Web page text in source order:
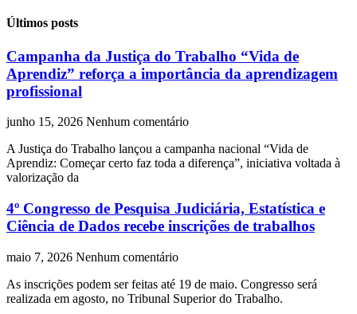
Últimos posts
Campanha da Justiça do Trabalho “Vida de
Aprendiz” reforça a importância da aprendizagem
profissional
junho 15, 2026 Nenhum comentário
A Justiça do Trabalho lançou a campanha nacional “Vida de
Aprendiz: Começar certo faz toda a diferença”, iniciativa voltada à
valorização da
4º Congresso de Pesquisa Judiciária, Estatística e
Ciência de Dados recebe inscrições de trabalhos
maio 7, 2026 Nenhum comentário
As inscrições podem ser feitas até 19 de maio. Congresso será
realizada em agosto, no Tribunal Superior do Trabalho.